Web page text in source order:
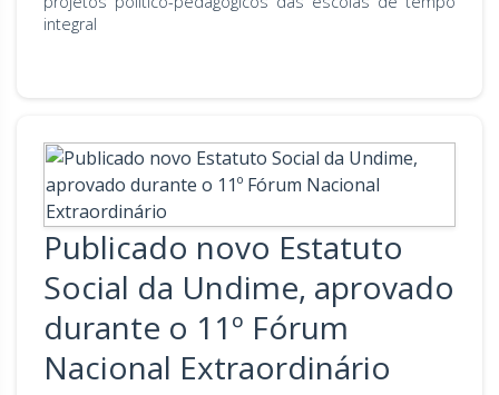
integral
Publicado novo Estatuto
Social da Undime, aprovado
durante o 11º Fórum
Nacional Extraordinário